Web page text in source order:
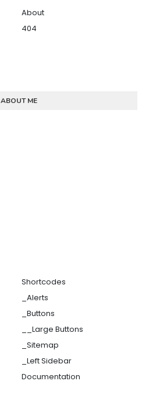
About
404
ABOUT ME
Shortcodes
_Alerts
_Buttons
__Large Buttons
_Sitemap
_Left Sidebar
Documentation